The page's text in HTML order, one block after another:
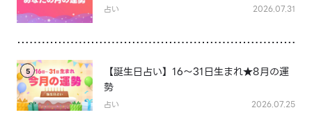
占い 2026.07.31
5
【誕生日占い】16～31日生まれ★8月の運
勢
占い 2026.07.25